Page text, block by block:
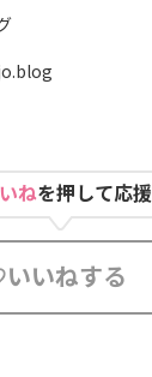
ねを押して応
いいねする